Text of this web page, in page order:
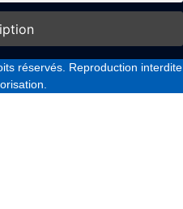
réservés. Reproduction interdite